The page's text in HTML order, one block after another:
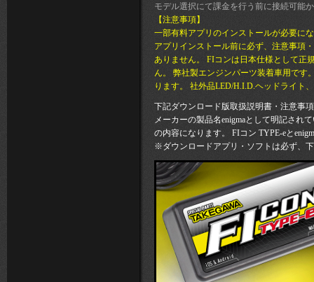
モデル選択にて課金を行う前に接続可能
【注意事項】
一部有料アプリのインストールが必要に
アプリインストール前に必ず、注意事項
ありません。 FIコンは日本仕様として正
ん。 弊社製エンジンパーツ装着車用です
ります。 社外品LED/H.I.D.ヘッドライト
下記ダウンロード版取扱説明書・注意事
メーカーの製品名enigmaとして明記され
の内容になります。 FIコン TYPE-eと
※ダウンロードアプリ・ソフトは必ず、